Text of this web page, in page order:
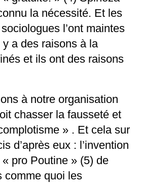
la nécessité. Et les
l’ont maintes
a des raisons à la
et ils ont des raisons
à notre organisation
chasser la fausseté et
» . Et cela sur
d’après eux : l’invention
pro Poutine » (5) de
comme quoi les